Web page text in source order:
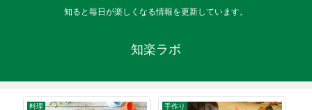
知ると毎日が楽しくなる情報を更新しています。
知楽ラボ
料理 手作り